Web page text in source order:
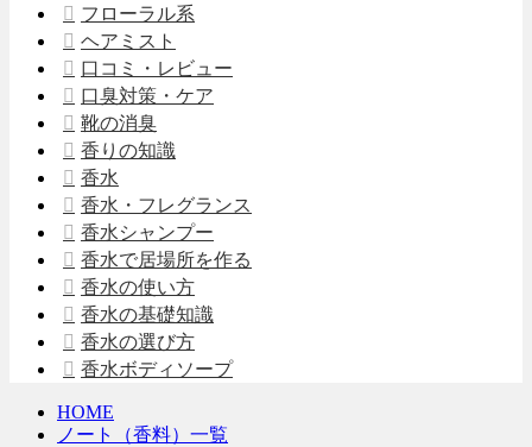
フローラル系
ヘアミスト
口コミ・レビュー
口臭対策・ケア
靴の消臭
香りの知識
香水
香水・フレグランス
香水シャンプー
香水で居場所を作る
香水の使い方
香水の基礎知識
香水の選び方
香水ボディソープ
HOME
ノート（香料）一覧